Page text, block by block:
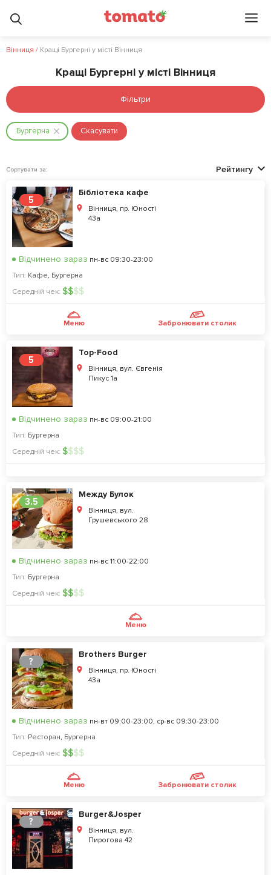
Вінниця / Кращі Бургерні у місті Вінниця
Кращі Бургерні у місті Вінниця
Фільтри
Бургерна Скасувати
Сортувати за: Рейтингу
5
Бібліотека кафе
Вінниця, пр. Юності
43а
Відчинено зараз пн-вс 09:30-23:00
Тип: Кафе, Бургерна
Середній чек: $$$$
Меню Забронювати столик
5
Top-Food
Вінниця, вул. Євгенія
Пикус 1а
Відчинено зараз пн-вс 09:00-21:00
Тип: Бургерна
Середній чек: $$$$
3.5
Между Булок
Вінниця, вул.
Грушевського 28
Відчинено зараз пн-вс 11:00-22:00
Тип: Бургерна
Середній чек: $$$$
Меню
?
Brothers Burger
Вінниця, пр. Юності
43а
Відчинено зараз пн-вт 09:00-23:00, ср-вс 09:30-23:00
Тип: Ресторан, Бургерна
Середній чек: $$$$
Меню Забронювати столик
?
Burger&Josper
Вінниця, вул.
Пирогова 42